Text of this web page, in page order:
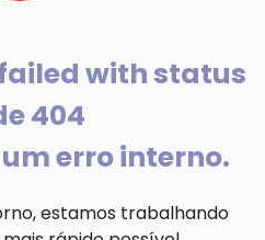
with status
404
erro interno.
estamos trabalhando